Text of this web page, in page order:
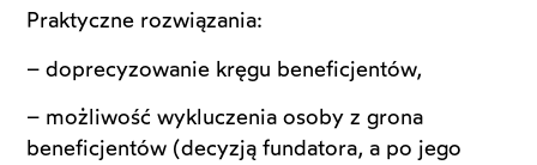
Praktyczne rozwiązania:
– doprecyzowanie kręgu beneficjentów,
– możliwość wykluczenia osoby z grona
beneficjentów (decyzją fundatora, a po jego